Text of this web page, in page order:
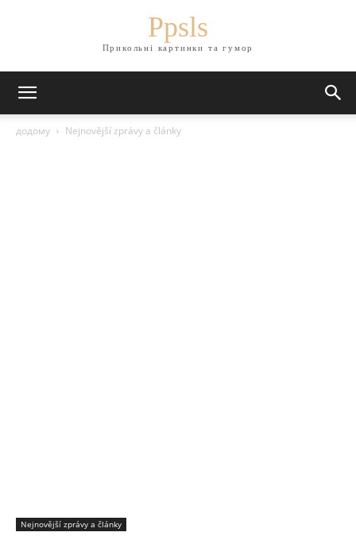
Ppsls
Прикольні картинки та гумор
додому Nejnovější zprávy a články
Nejnovější zprávy a články